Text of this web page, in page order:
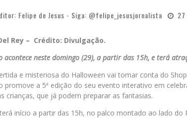
Felipe de Jesus - Siga: @felipe_jesusjornalista
Rey – Crédito: Divulgação.
acontece neste domingo (29), a partir das 15h, e terá
e misteriosa do Halloween vai tomar conta do
promove a 5ª edição do seu evento interativo em
crianças, que já podem preparar as fantasias.
início a partir das 15h, no palco montado ao lado do